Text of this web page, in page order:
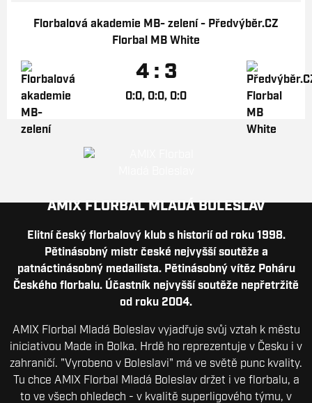
Florbalová akademie MB- zelení - Předvýběr.CZ
Florbal MB White
4 : 3
0:0, 0:0, 0:0
AMIX FLORBAL MLADÁ BOLESLAV
Elitní český florbalový klub s historií od roku 1998.
Pětinásobný mistr české nejvyšší soutěže a
patnáctinásobný medailista. Pětinásobný vítěz Poháru
Českého florbalu. Účastník nejvyšší soutěže nepřetržitě
od roku 2004.
AMIX Florbal Mladá Boleslav vyjadřuje svůj vztah k městu
iniciativou Made in Bolka. Hrdě ho reprezentuje v Česku i v
zahraničí. "Vyrobeno v Boleslavi" má ve světě punc kvality.
Tu chce AMIX Florbal Mladá Boleslav držet i ve florbalu, a
to ve všech ohledech - v kvalitě superligového týmu, v